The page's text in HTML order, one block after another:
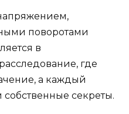
поворотами
в
где
а каждый
секреты.